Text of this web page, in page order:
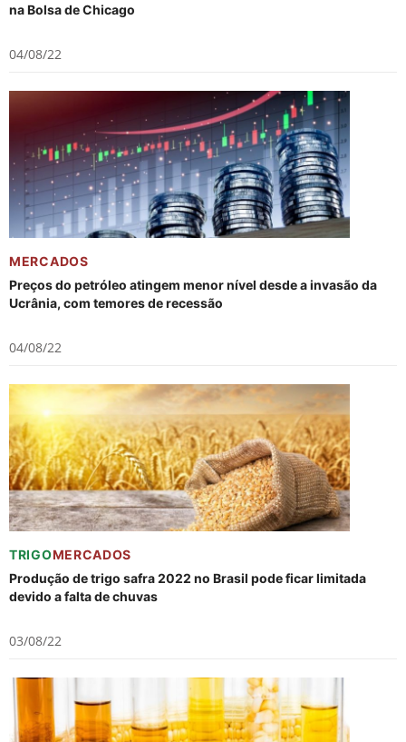
na Bolsa de Chicago
04/08/22
MERCADOS
Preços do petróleo atingem menor nível desde a invasão da
Ucrânia, com temores de recessão
04/08/22
TRIGOMERCADOS
Produção de trigo safra 2022 no Brasil pode ficar limitada
devido a falta de chuvas
03/08/22